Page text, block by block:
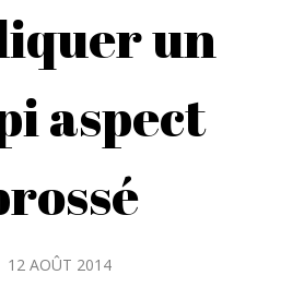
un
aspect
12 AOÛT 2014